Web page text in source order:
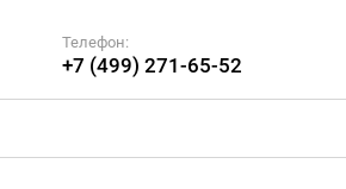
Телефон:
+7 (499) 271-65-52